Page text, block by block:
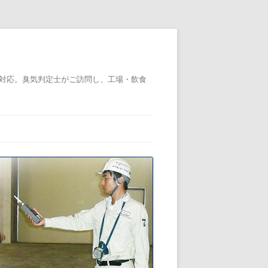
。臭気判定士がご訪問し、工場・飲食